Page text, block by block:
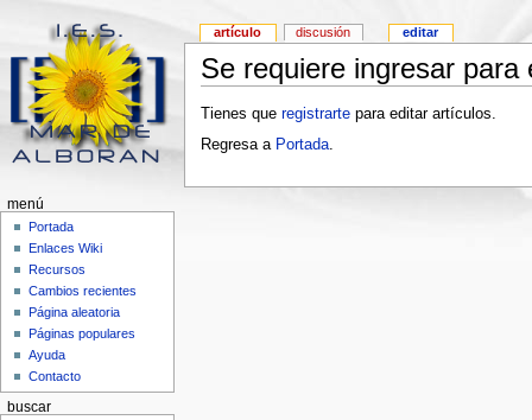
Se requiere ingresar para
Tienes que registrartepara editar artículos.
Regresa a Portada.
artículo discusión editar
menú
Portada
Enlaces Wiki
Recursos
Cambios recientes
Página aleatoria
Páginas populares
Ayuda
Contacto
buscar